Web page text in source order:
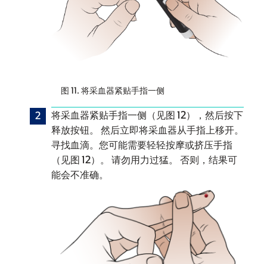
图 11. 将采血器紧贴手指一侧
将采血器紧贴手指一侧（见图 12），然后按下
释放按钮。 然后立即将采血器从手指上移开。
寻找血滴。您可能需要轻轻按摩或挤压手指
（见图 12）。 请勿用力过猛。 否则，结果可
能会不准确。